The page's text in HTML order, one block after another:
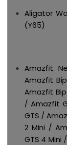
Aligator
(Y65)
Amazfit
Amazfit
Amazfit
/ Amazfit
GTS /
2 Mini /
GTS 4